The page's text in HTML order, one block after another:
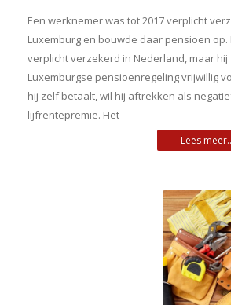
Een werknemer was tot 2017 verplicht
Luxemburg en bouwde daar pensioen
verplicht verzekerd in Nederland, maar hij
Luxemburgse pensioenregeling vrijwillig
hij zelf betaalt, wil hij aftrekken als
lijfrentepremie. Het